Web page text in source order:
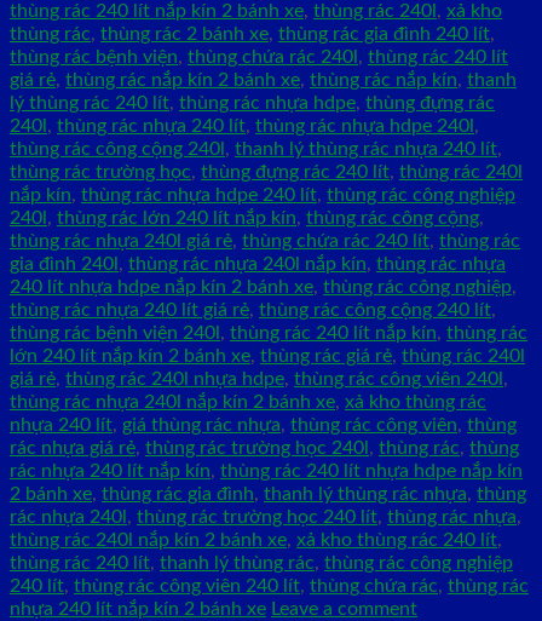
thùng rác 240 lít nắp kín 2 bánh xe, thùng rác 240l , xả kho
thùng rác, thùng rác 2 bánh xe, thùng rác gia đình 240 lít,
thùng rác bệnh viện, thùng chứa rác 240l , thùng rác 240 lít
giá rẻ, thùng rác nắp kín 2 bánh xe, thùng rác nắp kín, thanh
lý thùng rác 240 lít, thùng rác nhựa hdpe, thùng đựng rác
240l , thùng rác nhựa 240 lít, thùng rác nhựa hdpe 240l ,
thùng rác công cộng 240l , thanh lý thùng rác nhựa 240 lít,
thùng rác trường học, thùng đựng rác 240 lít, thùng rác 240l
nắp kín, thùng rác nhựa hdpe 240 lít, thùng rác công nghiệp
240l , thùng rác lớn 240 lít nắp kín, thùng rác công cộng,
thùng rác nhựa 240l giá rẻ, thùng chứa rác 240 lít, thùng rác
gia đình 240l , thùng rác nhựa 240l nắp kín, thùng rác nhựa
240 lít nhựa hdpe nắp kín 2 bánh xe, thùng rác công nghiệp,
thùng rác nhựa 240 lít giá rẻ, thùng rác công cộng 240 lít,
thùng rác bệnh viện 240l , thùng rác 240 lít nắp kín, thùng rác
lớn 240 lít nắp kín 2 bánh xe, thùng rác giá rẻ, thùng rác 240l
giá rẻ, thùng rác 240l nhựa hdpe, thùng rác công viên 240l ,
thùng rác nhựa 240l nắp kín 2 bánh xe, xả kho thùng rác
nhựa 240 lít, giá thùng rác nhựa, thùng rác công viên, thùng
rác nhựa giá rẻ, thùng rác trường học 240l , thùng rác, thùng
rác nhựa 240 lít nắp kín, thùng rác 240 lít nhựa hdpe nắp kín
2 bánh xe, thùng rác gia đình, thanh lý thùng rác nhựa, thùng
rác nhựa 240l , thùng rác trường học 240 lít, thùng rác nhựa,
thùng rác 240l nắp kín 2 bánh xe, xả kho thùng rác 240 lít,
thùng rác 240 lít, thanh lý thùng rác, thùng rác công nghiệp
240 lít, thùng rác công viên 240 lít, thùng chứa rác, thùng rác
nhựa 240 lít nắp kín 2 bánh xe Leave a comment